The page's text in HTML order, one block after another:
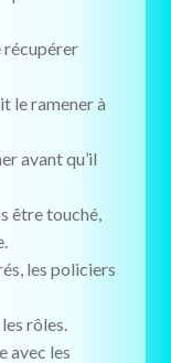
récupérer
le ramener à
avant qu’il
être touché,
les policiers
rôles.
avec les